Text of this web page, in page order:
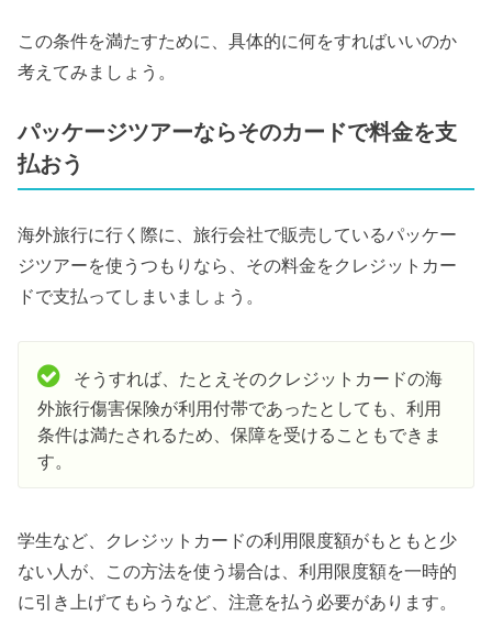
この条件を満たすために、具体的に何をすればいいのか
考えてみましょう。
パッケージツアーならそのカードで料金を支
払おう
海外旅行に行く際に、旅行会社で販売しているパッケー
ジツアーを使うつもりなら、その料金をクレジットカー
ドで支払ってしまいましょう。
そうすれば、たとえそのクレジットカードの海
外旅行傷害保険が利用付帯であったとしても、利用
条件は満たされるため、保障を受けることもできま
す。
学生など、クレジットカードの利用限度額がもともと少
ない人が、この方法を使う場合は、利用限度額を一時的
に引き上げてもらうなど、注意を払う必要があります。